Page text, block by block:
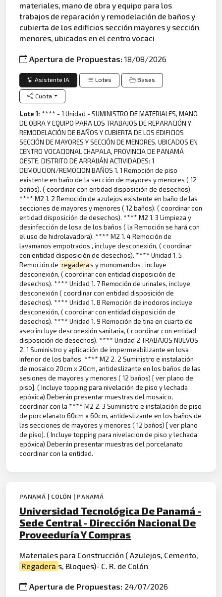
materiales, mano de obra y equipo para los
trabajos de reparación y remodelación de baños y
cubierta de los edificios sección mayores y sección
menores, ubicados en el centro vocaci
Apertura de Propuestas:18/08/2026
Asistente IA Lotes Bases
Cuota
Lote 1: **** - 1 Unidad - SUMINISTRO DE MATERIALES, MANO
DE OBRA Y EQUIPO PARA LOS TRABAJOS DE REPARACIÓN Y
REMODELACIÓN DE BAÑOS Y CUBIERTA DE LOS EDIFICIOS
SECCIÓN DE MAYORES Y SECCIÓN DE MENORES, UBICADOS EN
CENTRO VOCACIONAL CHAPALA, PROVINCIA DE PANAMÁ
OESTE, DISTRITO DE ARRAIJÁN ACTIVIDADES: 1
DEMOLICION/REMOCION BAÑOS 1. 1 Remoción de piso
existente en baño de la sección de mayores y menores ( 12
baños). ( coordinar con entidad disposición de desechos).
**** M2 1. 2 Remoción de azulejos existente en baño de las
secciones de mayores y menores ( 12 baños). ( coordinar con
entidad disposición de desechos). **** M2 1. 3 Limpieza y
desinfección de losa de los baños ( la Remoción se hará con
el uso de hidrolavadora). **** M2 1. 4 Remoción de
lavamanos empotrados , incluye desconexión, ( coordinar
con entidad disposición de desechos). **** Unidad 1. 5
Remoción de regaderas y monomandos , incluye
desconexión, ( coordinar con entidad disposición de
desechos). **** Unidad 1. 7 Remoción de urinales, incluye
desconexión ( coordinar con entidad disposición de
desechos). **** Unidad 1. 8 Remoción de inodoros incluye
desconexión, ( coordinar con entidad disposición de
desechos). **** Unidad 1. 9 Remoción de tina en cuarto de
aseo incluye desconexión sanitaria, ( coordinar con entidad
disposición de desechos). **** Unidad 2 TRABAJOS NUEVOS
2. 1 Suministro y aplicación de impermeabilizante en losa
inferior de los baños. **** M2 2. 2 Suministro e instalación
de mosaico 20cm x 20cm, antideslizante en los baños de las
sesiones de mayores y menores ( 12 baños) [ ver plano de
piso]. ( Incluye topping para nivelación de piso y lechada
epóxica) Deberán presentar muestras del mosaico,
coordinar con la **** M2 2. 3 Suministro e instalación de piso
de porcelanato 60cm x 60cm, antideslizante en los baños de
las secciones de mayores y menores ( 12 baños) [ ver plano
de piso]. ( Incluye topping para nivelacion de piso y lechada
epóxica) Deberán presentar muestras del porcelanato
coordinar con la entidad.
PANAMÁ | COLÓN | PANAMÁ
Universidad Tecnológica De Panamá -
Sede Central - Dirección Nacional De
Proveeduría Y Compras
Materiales para Construcción ( Azulejos, Cemento,
Regadera s, Bloques)- C. R. de Colón
Apertura de Propuestas: 24/07/2026